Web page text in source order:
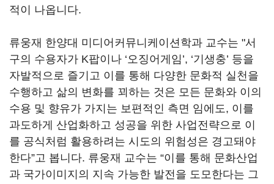
적이 나옵니다.
류웅재 한양대 미디어커뮤니케이션학과 교수는 "서
구의 수용자가 K팝이나 ‘오징어게임’, ‘기생충’ 등을
자발적으로 즐기고 이를 통해 다양한 문화적 실천을
수행하고 삶의 변화를 꾀하는 것은 모든 문화와 이의
수용 및 향유가 가지는 보편적인 측면 임에도, 이를
과도하게 산업화하고 성공을 위한 사업전략으로 이
를 공식처럼 활용하려는 시도의 위험성은 경고돼야
한다”고 봅니다. 류웅재 교수는 “이를 통해 문화산업
과 국가이미지의 지속 가능한 발전을 도모한다는 그